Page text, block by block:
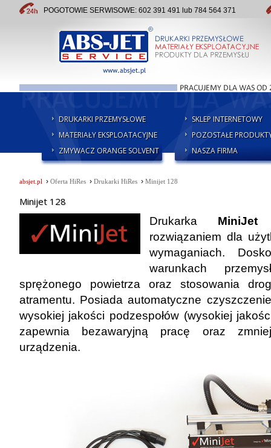
POGOTOWIE SERWISOWE: 602 391 491 lub 784 564 371
DRUKARKI PRZEMYSŁOWE
MATERIAŁY EKSPLOATACYJNE
ZMYWACZ ORANGE SOLVENT
SKLEP INTERNETOWY
POZOSTAŁE
NASZA FIRMA
absjet.pl› Oferta HiRes› Drukarki HiRes› Minijet 128
Minijet 128
Drukarka MiniJet
rozwiązaniem dla
wymaganiach.
warunkach
sprężonego powietrza oraz stosowania
atramentu. Posiada automatyczne
wysokiej jakości podzespołów (wysokiej
zapewnia bezawaryjną pracę oraz
urządzenia.